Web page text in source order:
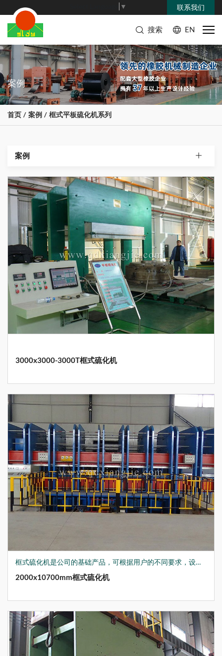
联系我们
▼
EN
搜索
案例
首页 案例 框式平板硫化机系列
案例
3000x3000-3000T框式硫化机
框式硫化机是公司的基础产品，可根据用户的不同要求，设计生产各种非标硫化机，结合现在先进的生产制造技术，在上升/下降速度、硫化时间、温度、保温装置及辅助工作台、推拉模等，均做到了优化设计，如：公司为国内军工企业生产的XLB-Q1500*2700*4/30MN多层硫化机，可用于生产航天隔热材料，产品获得了国家发明专利。
2000x10700mm框式硫化机